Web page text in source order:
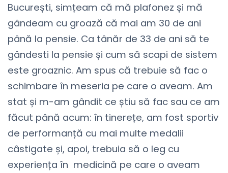
București, simțeam că mă plafonez și mă
gândeam cu groază că mai am 30 de ani
până la pensie. Ca tânăr de 33 de ani să te
gândesti la pensie și cum să scapi de sistem
este groaznic. Am spus că trebuie să fac o
schimbare în meseria pe care o aveam. Am
stat și m-am gândit ce știu să fac sau ce am
făcut până acum: în tinerețe, am fost sportiv
de performanță cu mai multe medalii
câstigate și, apoi, trebuia să o leg cu
experiența în medicină pe care o aveam